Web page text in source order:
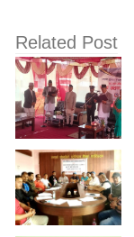
Related Post